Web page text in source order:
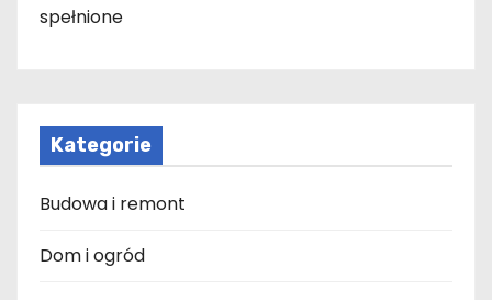
spełnione
Kategorie
Budowa i remont
Dom i ogród